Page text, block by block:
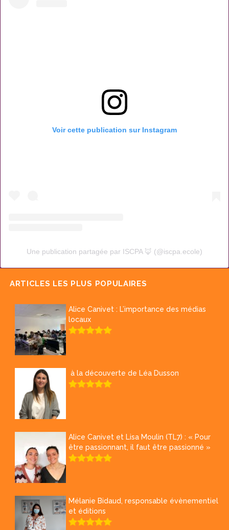
Voir cette publication sur Instagram
Une publication partagée par ISCPA 🦊 (@iscpa.ecole)
ARTICLES LES PLUS POPULAIRES
Alice Canivet : L’importance des médias
locaux
à la découverte de Léa Dusson
Alice Canivet et Lisa Moulin (TL7) : « Pour
être passionnant, il faut être passionné »
Mélanie Bidaud, responsable évènementiel
et éditions